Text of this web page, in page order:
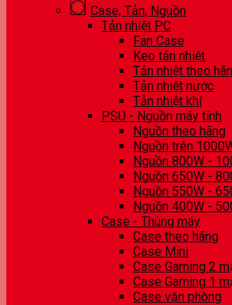
Case, Tản, Nguồn
Tản nhiệt PC
Fan Case
Keo tản nhiệt
Tản nhiệt theo
Tản nhiệt nước
Tản nhiệt khí
PSU - Nguồn máy tính
Nguồn theo hãng
Nguồn trên
Nguồn 800W -
Nguồn 650W -
Nguồn 550W -
Nguồn 400W -
Case - Thùng máy
Case theo hãng
Case Mini
Case Gaming 2
Case Gaming 1
Case văn phòng